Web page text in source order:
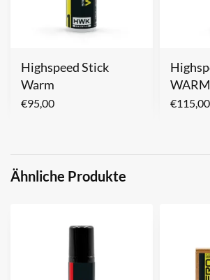
Highspeed Stick
Warm
€95,00
WARM
€115,00
Ähnliche Produkte